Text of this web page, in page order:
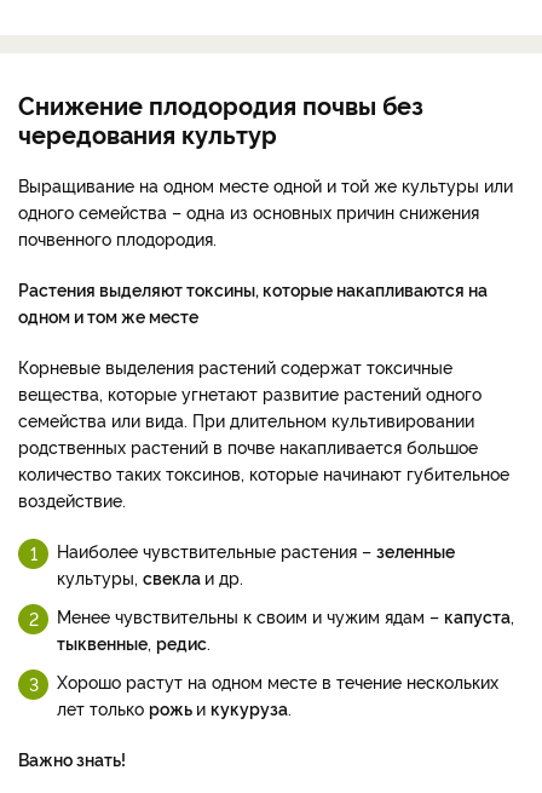
Снижение плодородия почвы без
чередования культур
Выращивание на одном месте одной и той же культуры или
одного семейства – одна из основных причин снижения
почвенного плодородия.
Растения выделяют токсины, которые накапливаются на
одном и том же месте
Корневые выделения растений содержат токсичные
вещества, которые угнетают развитие растений одного
семейства или вида. При длительном культивировании
родственных растений в почве накапливается большое
количество таких токсинов, которые начинают губительное
воздействие.
Наиболее чувствительные растения – зеленные
культуры, свекла и др.
Менее чувствительны к своим и чужим ядам – капуста
тыквенные редис
Хорошо растут на одном месте в течение нескольких
лет только рожь и кукуруза
Важно знать!